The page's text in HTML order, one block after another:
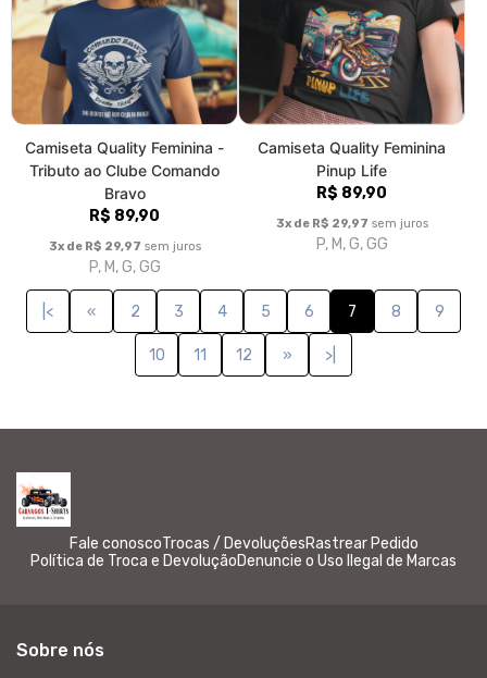
3x de R$ 29,97sem juros
P, M, G, GG
P, M, G, GG
|< « 2 3 4 6 7 8
10 11 12 » >|
Fale conosco Trocas / DevoluçõesRastrear Pedido
Política de Troca e Devolução
Denuncie o Uso Ilegal de Marcas
carros antigos e do estilo Kustom Kulture, encontram camisetas
que aceleram o coração e expressam sua identidade. Vista o
estilo Kustom agora!
© Dados do vendedor: CPF 022.949.228-24